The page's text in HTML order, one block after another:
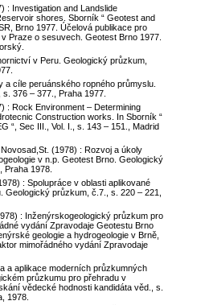
: Investigation and Landslide
shores. Sborník “ Geotest and
Brno 1977. Účelová publikace pro
Praze o sesuvech. Geotest Brno 1977.
v Peru. Geologický průzkum,
cíle peruánského ropného průmyslu.
376 – 377., Praha 1977.
: Rock Environment – Determining
Construction works. In Sborník “
“, Sec III., Vol. I., s. 143 – 151., Madrid
(1978) : Rozvoj a úkoly
v n.p. Geotest Brno. Geologický
Praha 1978.
: Spolupráce v oblasti aplikované
Geologický průzkum, č.7., s. 220 – 221,
: Inženýrskogeologický průzkum pro
vydání Zpravodaje Geotestu Brno
geologie a hydrogeologie v Brně,
mimořádného vydání Zpravodaje
a aplikace moderních průzkumných
průzkumu pro přehradu v
vědecké hodnosti kandidáta věd., s.
1978.